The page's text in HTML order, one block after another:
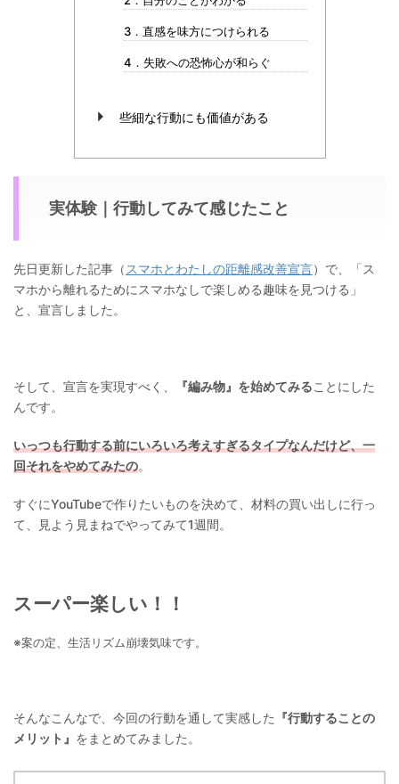
3．直感を味方につけられる
4．失敗への恐怖心が和らぐ
些細な行動にも価値がある
実体験｜行動してみて感じたこと
先日更新した記事（ スマホとわたしの距離感改善宣言）で、「ス
マホから離れるためにスマホなしで楽しめる趣味を見つける」
と、宣言しました。
そして、宣言を実現すべく、 『編み物』を始めてみることにした
んです。
いっつも行動する前にいろいろ考えすぎるタイプなんだけど、一
回それをやめてみたの。
すぐにYouTubeで作りたいものを決めて、材料の買い出しに行っ
て、見よう見まねでやってみて1週間。
スーパー楽しい！！
※案の定、生活リズム崩壊気味です。
そんなこんなで、今回の行動を通して実感した 『行動することの
メリット』 をまとめてみました。